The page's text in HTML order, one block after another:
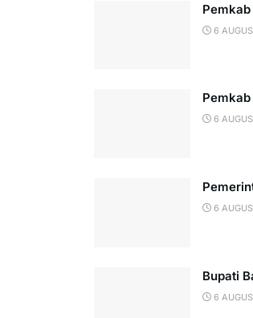
6
6
6
Bupati
6